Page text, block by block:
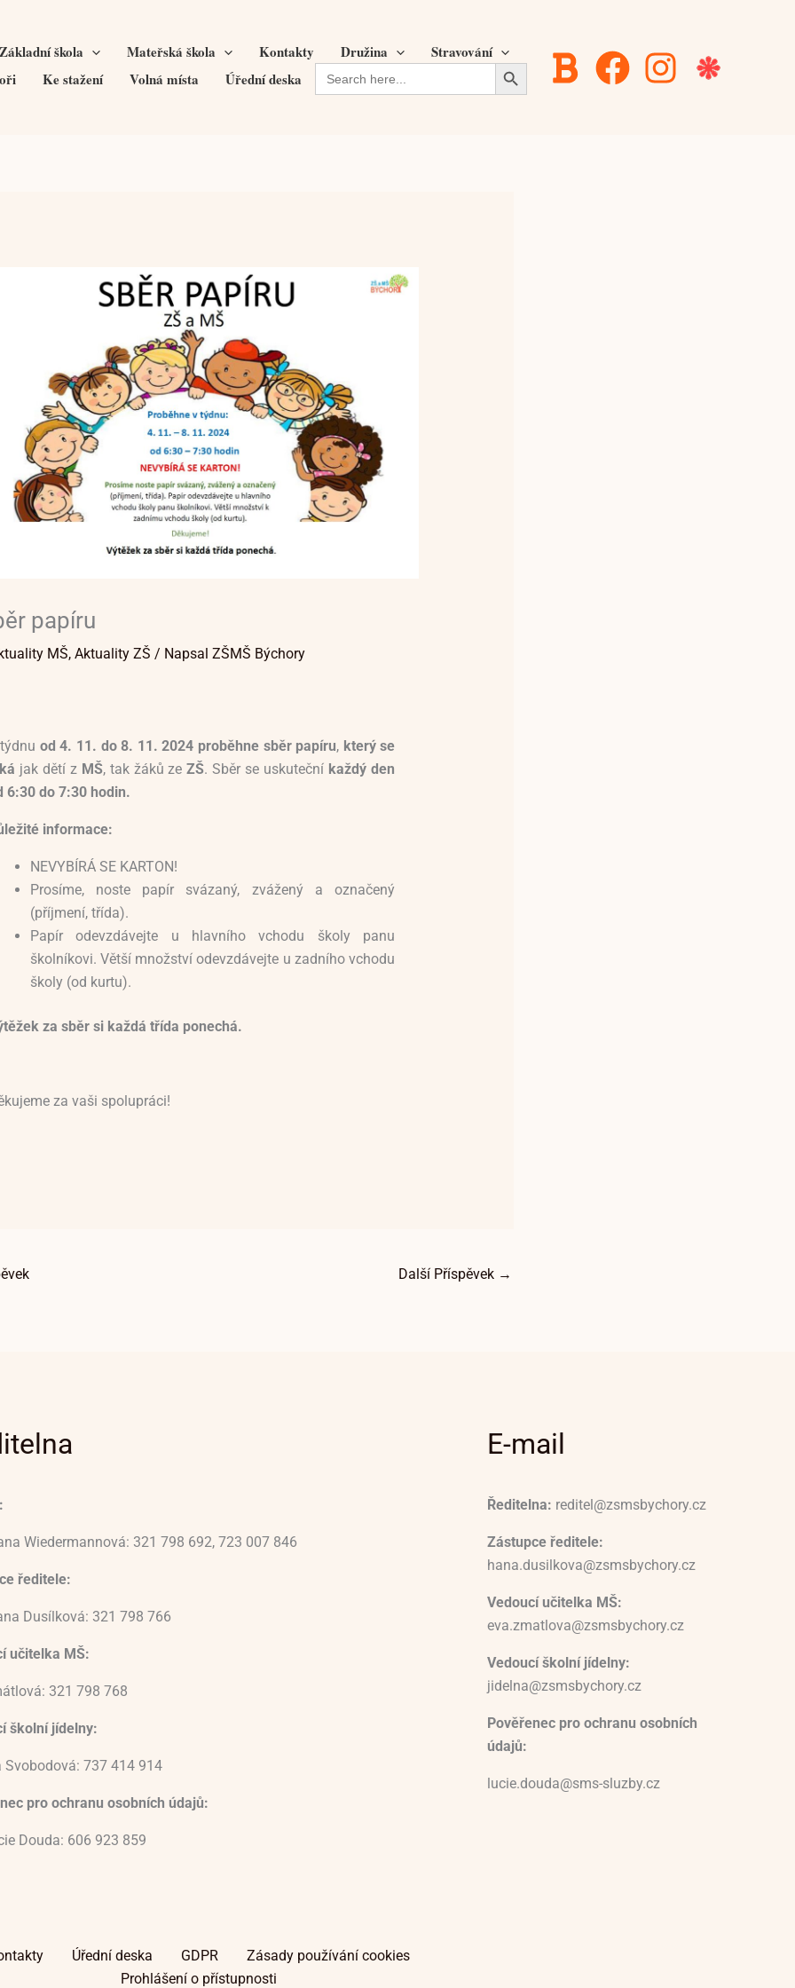
Základní škola Mateřská škola Kontakty Družina
Stravování
Ke stažení Volná místa Úřední deska Search
for:
Search Button
papíru
MŠ, Aktuality ZŠ / Napsal ZŠMŠ Býchory
od 4. 11. do 8. 11. 2024 proběhne sběr papíru, který se
jak dětí z MŠ, tak žáků zeZŠ. Sběr se uskuteční každý den
6:30 do 7:30 hodin.
informace:
NEVYBÍRÁ SE KARTON!
Prosíme, noste papír svázaný, zvážený a označený
(příjmení, třída).
Papír odevzdávejte u hlavního vchodu školy panu
školníkovi. Větší množství odevzdávejte u zadního vchodu
školy (od kurtu).
za sběr si každá třída ponechá.
za vaši spolupráci!
Další Příspěvek →
Wiedermannová: 321 798 692, 723 007 846
ředitele:
Dusílková: 321 798 766
učitelka MŠ:
321 798 768
školní jídelny:
Svobodová: 737 414 914
pro ochranu osobních údajů:
Douda: 606 923 859
E-mail
Ředitelna: reditel@zsmsbychory.cz
Zástupce ředitele:
hana.dusilkova@zsmsbychory.cz
Vedoucí učitelka MŠ:
eva.zmatlova@zsmsbychory.cz
Vedoucí školní jídelny:
jidelna@zsmsbychory.cz
Pověřenec pro ochranu osobních
údajů:
lucie.douda@sms-sluzby.cz
Úřední deska GDPR
Zásady používání cookies
Prohlášení o přístupnosti